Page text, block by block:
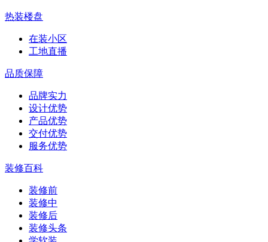
热装楼盘
在装小区
工地直播
品质保障
品牌实力
设计优势
产品优势
交付优势
服务优势
装修百科
装修前
装修中
装修后
装修头条